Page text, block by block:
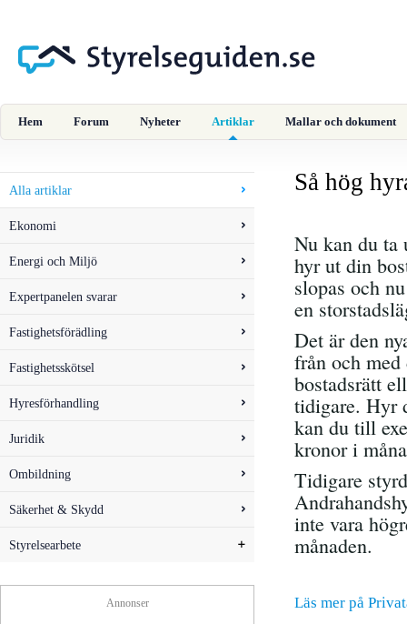
Hem Forum Nyheter Artiklar Mallar och dokument
Alla artiklar
Ekonomi
Energi och Miljö
Expertpanelen svarar
Fastighetsförädling
Fastighetsskötsel
Hyresförhandling
Juridik
Ombildning
Säkerhet & Skydd
Styrelsearbete
Annonser
Så hög
Nu kan du ta
hyr ut din
slopas och
en
Det är den
från och
bostadsrätt
tidigare. Hyr
kan du till
kronor i
Tidigare
inte vara
månaden.
Läs mer på